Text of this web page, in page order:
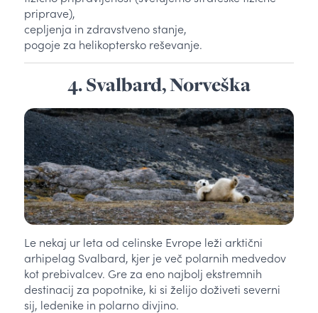
priprave),
cepljenja in zdravstveno stanje,
pogoje za helikoptersko reševanje.
4. Svalbard, Norveška
Le nekaj ur leta od celinske Evrope leži arktični
arhipelag Svalbard, kjer je več polarnih medvedov
kot prebivalcev. Gre za eno najbolj ekstremnih
destinacij za popotnike, ki si želijo doživeti severni
sij, ledenike in polarno divjino.